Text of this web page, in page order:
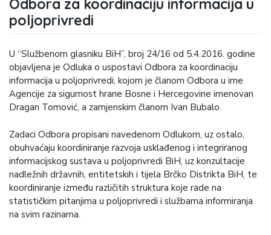
Odbora za koordinaciju informacija u
poljoprivredi
U “Službenom glasniku BiH”, broj 24/16 od 5.4.2016. godine
objavljena je Odluka o uspostavi Odbora za koordinaciju
informacija u poljoprivredi, kojom je članom Odbora u ime
Agencije za sigurnost hrane Bosne i Hercegovine imenovan
Dragan Tomović, a zamjenskim članom Ivan Bubalo.
Zadaci Odbora propisani navedenom Odlukom, uz ostalo,
obuhvaćaju koordiniranje razvoja usklađenog i integriranog
informacijskog sustava u poljoprivredi BiH, uz konzultacije
nadležnih državnih, entitetskih i tijela Brčko Distrikta BiH, te
koordiniranje između različitih struktura koje rade na
statističkim pitanjima u poljoprivredi i službama informiranja
na svim razinama.